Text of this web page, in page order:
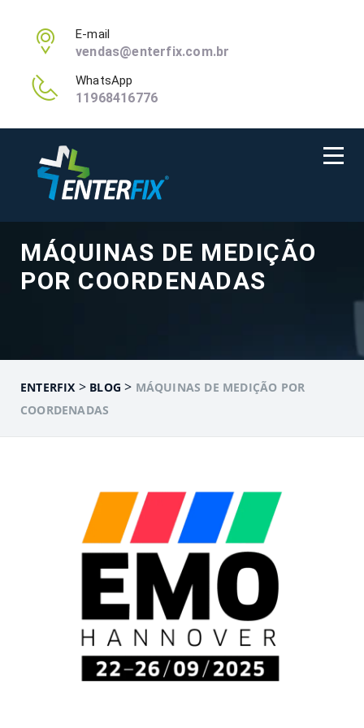
E-mail
vendas@enterfix.com.br
WhatsApp
11968416776
MÁQUINAS DE MEDIÇÃO
POR COORDENADAS
ENTERFIX > BLOG > MÁQUINAS DE MEDIÇÃO POR
COORDENADAS